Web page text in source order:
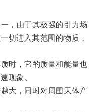
，由于其极强的引力场
切进入其范围的物质，
时，它的质量和能量也
现象。
大，同时对周围天体产